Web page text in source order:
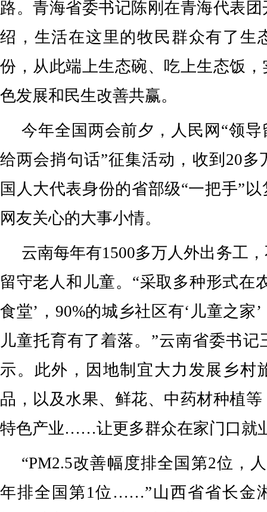
路。青海省委书记陈刚在青海代表
绍，生活在这里的牧民群众有了生
份，从此端上生态碗、吃上生态饭
色发展和民生改善共赢。
今年全国两会前夕，人民网“领导
给两会捎句话”征集活动，收到20多
国人大代表身份的省部级“一把手”
网友关心的大事小情。
云南每年有1500多万人外出务工
留守老人和儿童。“采取多种形式在
食堂’，90%的城乡社区有‘儿童之家
儿童托育有了着落。”云南省委书记
示。此外，因地制宜大力发展乡村
品，以及水果、鲜花、中药材种植
特色产业……让更多群众在家门口就
“PM2.5改善幅度排全国第2位，
年排全国第1位……”山西省省长金